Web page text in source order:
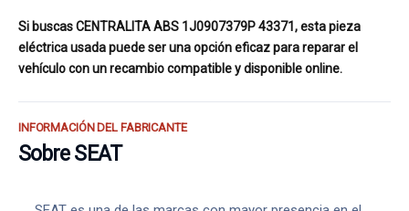
Si buscas CENTRALITA ABS 1J0907379P 43371, esta pieza
eléctrica usada puede ser una opción eficaz para reparar el
vehículo con un recambio compatible y disponible online.
INFORMACIÓN DEL FABRICANTE
Sobre SEAT